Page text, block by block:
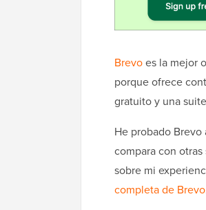
Brevoes la mejor
porque ofrece
gratuito y una
He probado
compara con
sobre mi
completa de Brevo